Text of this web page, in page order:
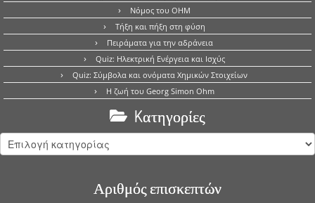
Νόμος του OHM
Τήξη και πήξη στη φύση
Πειράματα για την αδράνεια
Quiz: Ηλεκτρική Ενέργεια και Ισχύς
Quiz: Σύμβολα και ονόματα Χημικών Στοιχείων
Η ζωή του Georg Simon Ohm
Kατηγορίες
Kατηγορίες
Αριθμός επισκεπτών